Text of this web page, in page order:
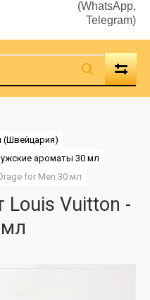
(WhatsApp,
Telegram)
ароматы 30 мл
for Men 30 мл
Louis Vuitton -